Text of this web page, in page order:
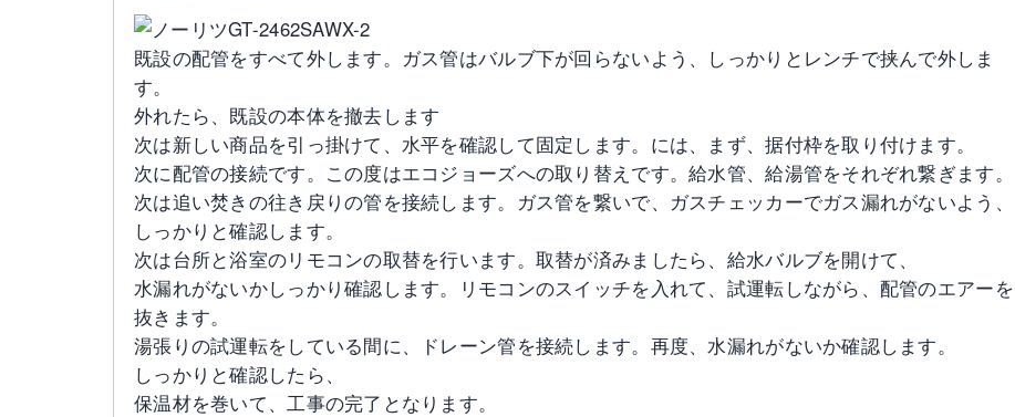
既設の配管をすべて外します。ガス管はバルブ下が回らないよう、しっかりとレンチで挟んで外しま
す。
外れたら、既設の本体を撤去します
次は新しい商品を引っ掛けて、水平を確認して固定します。には、まず、据付枠を取り付けます。
次に配管の接続です。この度はエコジョーズへの取り替えです。給水管、給湯管をそれぞれ繋ぎます。
次は追い焚きの往き戻りの管を接続します。ガス管を繋いで、ガスチェッカーでガス漏れがないよう、
しっかりと確認します。
次は台所と浴室のリモコンの取替を行います。取替が済みましたら、給水バルブを開けて、
水漏れがないかしっかり確認します。リモコンのスイッチを入れて、試運転しながら、配管のエアーを
抜きます。
湯張りの試運転をしている間に、ドレーン管を接続します。再度、水漏れがないか確認します。
しっかりと確認したら、
保温材を巻いて、工事の完了となります。